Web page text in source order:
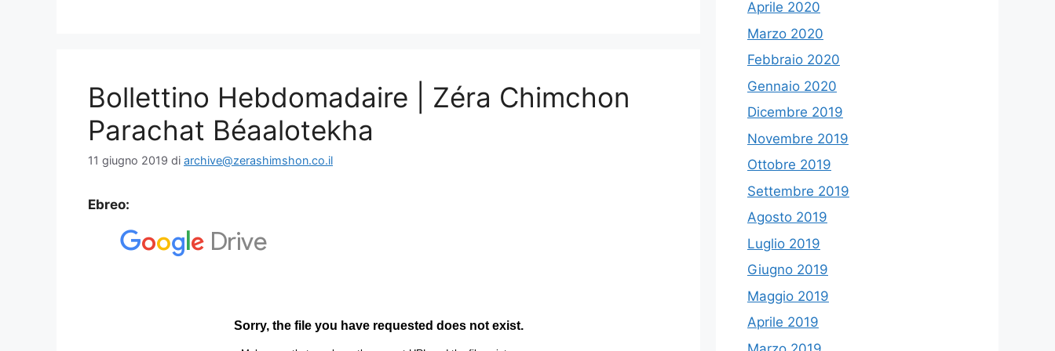
Bollettino Hebdomadaire | Zéra Chimchon
Parachat Béaalotekha
11 giugno 2019 di archive@zerashimshon.co.il
Ebreo:
Aprile 2020
Marzo 2020
Febbraio 2020
Gennaio 2020
Dicembre 2019
Novembre 2019
Ottobre 2019
Settembre 2019
Agosto 2019
Luglio 2019
Giugno 2019
Maggio 2019
Aprile 2019